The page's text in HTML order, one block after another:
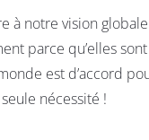
à notre vision
parce qu’elles
est d’accord
nécessité !